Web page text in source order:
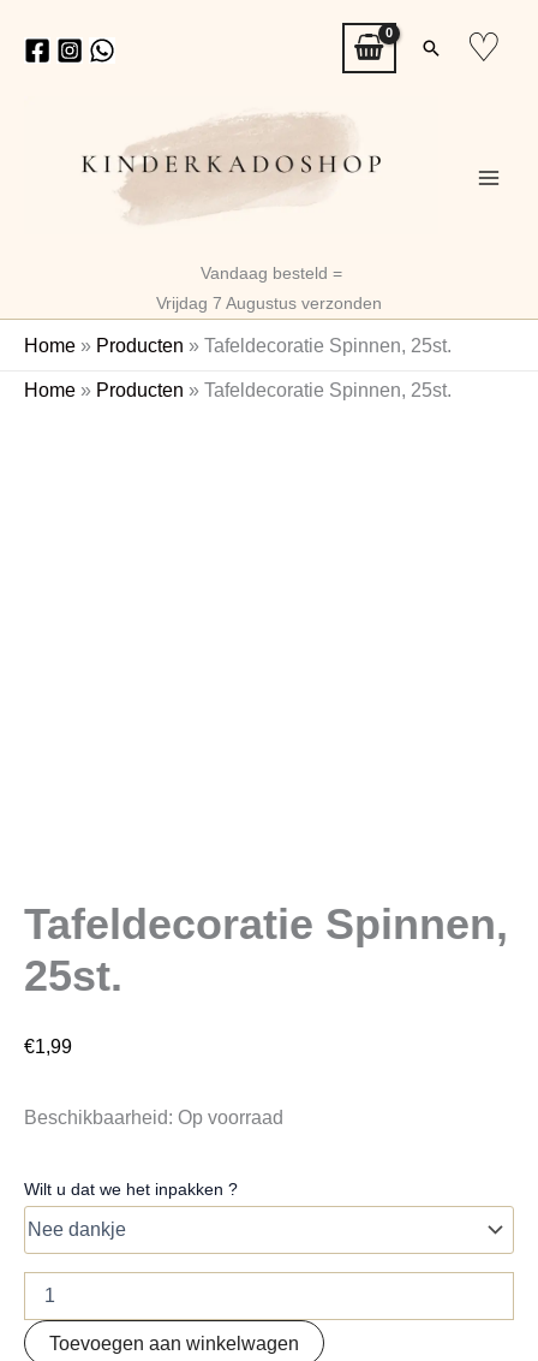
naar
Zoeken
♡
Vandaag besteld =
Vrijdag 7 Augustus verzonden
Home » Producten » Tafeldecoratie Spinnen, 25st.
Home » Producten » Tafeldecoratie Spinnen, 25st.
Tafeldecoratie Spinnen,
25st.
€1,99
Beschikbaarheid: Op voorraad
Wilt u dat we het inpakken ?
Tafeldecoratie
Toevoegen aan winkelwagen